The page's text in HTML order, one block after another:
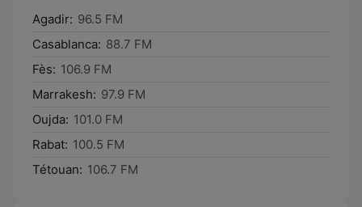
Agadir: 96.5 FM
Casablanca: 88.7 FM
Fès: 106.9 FM
Marrakesh: 97.9 FM
Oujda: 101.0 FM
Rabat: 100.5 FM
Tétouan: 106.7 FM